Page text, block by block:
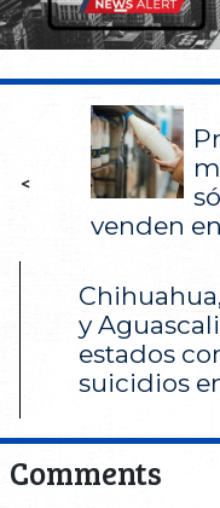
<
venden
y
estados
suicidios
Comments